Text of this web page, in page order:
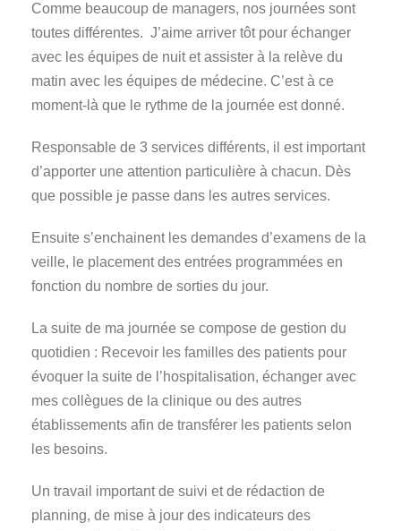
Comme beaucoup de managers, nos journées sont
toutes différentes. J’aime arriver tôt pour échanger
avec les équipes de nuit et assister à la relève du
matin avec les équipes de médecine. C’est à ce
moment-là que le rythme de la journée est donné.
Responsable de 3 services différents, il est important
d’apporter une attention particulière à chacun. Dès
que possible je passe dans les autres services.
Ensuite s’enchainent les demandes d’examens de la
veille, le placement des entrées programmées en
fonction du nombre de sorties du jour.
La suite de ma journée se compose de gestion du
quotidien : Recevoir les familles des patients pour
évoquer la suite de l’hospitalisation, échanger avec
mes collègues de la clinique ou des autres
établissements afin de transférer les patients selon
les besoins.
Un travail important de suivi et de rédaction de
planning, de mise à jour des indicateurs des